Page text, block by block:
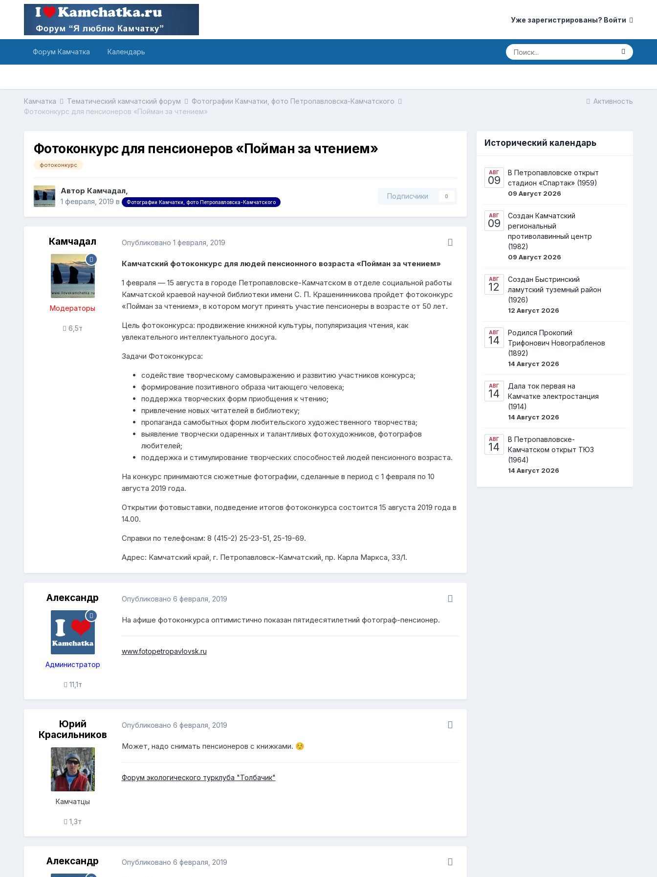
Уже зарегистрированы? Войти
Форум Камчатка Календарь
Активность
Камчатка Тематический камчатский форум
Фотографии Камчатки, фото Петропавловска-Камчатского
Фотоконкурс для пенсионеров «Пойман за чтением»
Фотоконкурс для пенсионеров «Пойман за чтением»
фотоконкурс
Автор Камчадал,
1 февраля, 2019 в Фотографии Камчатки, фото Петропавловска-Камчатского
Подписчики 0
Камчадал
Модераторы
6,5т
Опубликовано 1 февраля, 2019
Камчатский фотоконкурс для людей пенсионного возраста «Пойман за чтением»
1 февраля — 15 августа в городе Петропавловске-Камчатском в отделе социальной работы
Камчатской краевой научной библиотеки имени С. П. Крашенинникова пройдет фотоконкурс
«Пойман за чтением», в котором могут принять участие пенсионеры в возрасте от 50 лет.
Цель фотоконкурса: продвижение книжной культуры, популяризация чтения, как
увлекательного интеллектуального досуга.
Задачи Фотоконкурса:
содействие творческому самовыражению и развитию участников конкурса;
формирование позитивного образа читающего человека;
поддержка творческих форм приобщения к чтению;
привлечение новых читателей в библиотеку;
пропаганда самобытных форм любительского художественного творчества;
выявление творчески одаренных и талантливых фотохудожников, фотографов
любителей;
поддержка и стимулирование творческих способностей людей пенсионного возраста.
На конкурс принимаются сюжетные фотографии, сделанные в период с 1 февраля по 10
августа 2019 года.
Открытии фотовыставки, подведение итогов фотоконкурса состоится 15 августа 2019 года в
14.00.
Справки по телефонам: 8 (415-2) 25-23-51, 25-19-69.
Адрес: Камчатский край, г. Петропавловск-Камчатский, пр. Карла Маркса, 33/1.
Александр
Администратор
11,1т
Опубликовано 6 февраля, 2019
На афише фотоконкурса оптимистично показан пятидесятилетний фотограф-пенсионер.
www.fotopetropavlovsk.ru
Юрий
Красильников
Камчатцы
1,3т
Опубликовано 6 февраля, 2019
Может, надо снимать пенсионеров с книжками. ☺️
Форум экологического турклуба "Толбачик"
Александр Опубликовано 6 февраля, 2019
Исторический календарь
АВГ
09
В Петропавловске открыт
стадион «Спартак» (1959)
09 Август 2026
АВГ
09
Создан Камчатский
региональный
противолавинный центр
(1982)
09 Август 2026
АВГ
12
Создан Быстринский
ламутский туземный район
(1926)
12 Август 2026
АВГ
14
Родился Прокопий
Трифонович Новограбленов
(1892)
14 Август 2026
АВГ
14
Дала ток первая на
Камчатке электростанция
(1914)
14 Август 2026
АВГ
14
В Петропавловске-
Камчатском открыт ТЮЗ
(1964)
14 Август 2026